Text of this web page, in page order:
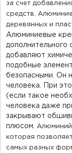
за счет
средств.
деревянных и
Алюминиевые
дополнительного
добавляют
подобные
безопасными.
Он
человека. При
(если такое
человека даже
закрывают
плюсом.
Алюминий
которая
самых разных